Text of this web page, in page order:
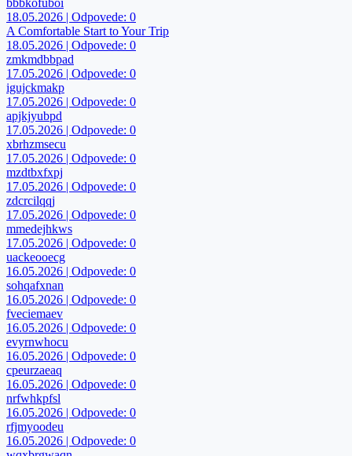
bbbkofuboi
18.05.2026 | Odpovede: 0
A Comfortable Start to Your Trip
18.05.2026 | Odpovede: 0
zmkmdbbpad
17.05.2026 | Odpovede: 0
igujckmakp
17.05.2026 | Odpovede: 0
apjkjyubpd
17.05.2026 | Odpovede: 0
xbrhzmsecu
17.05.2026 | Odpovede: 0
mzdtbxfxpj
17.05.2026 | Odpovede: 0
zdcrcilqqj
17.05.2026 | Odpovede: 0
mmedejhkws
17.05.2026 | Odpovede: 0
uackeooecg
16.05.2026 | Odpovede: 0
sohqafxnan
16.05.2026 | Odpovede: 0
fveciemaev
16.05.2026 | Odpovede: 0
evyrnwhocu
16.05.2026 | Odpovede: 0
cpeurzaeaq
16.05.2026 | Odpovede: 0
nrfwhkpfsl
16.05.2026 | Odpovede: 0
rfjmyoodeu
16.05.2026 | Odpovede: 0